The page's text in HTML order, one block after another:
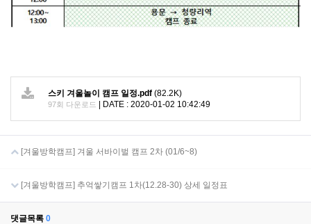
스키 겨울놀이 캠프 일정.pdf (82.2K)
97회 다운로드 | DATE : 2020-01-02 10:42:49
[겨울방학캠프] 겨울 서바이벌 캠프 2차 (01/6~8)
[겨울방학캠프] 추억쌓기캠프 1차(12.28-30) 상세 일정표
댓글목록 0